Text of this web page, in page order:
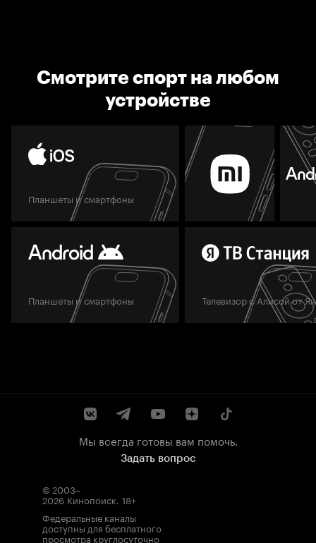
Смотрите спорт на любом
устройстве
Планшеты и смартфоны
Планшеты и смартфоны Телевизор с Алисой от
Мы всегда готовы вам помочь.
Задать вопрос
© 2003–
2026 Кинопоиск. 18+
Федеральные каналы
доступны для бесплатного
просмотра круглосуточно